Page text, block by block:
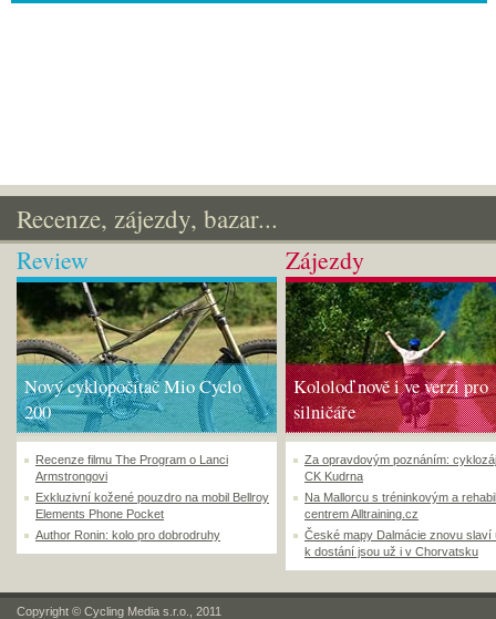
Recenze, zájezdy, bazar...
Review
Nový cyklopočítač Mio Cyclo
200
Recenze filmu The Program o Lanci
Armstrongovi
Exkluzivní kožené pouzdro na mobil Bellroy
Elements Phone Pocket
Author Ronin: kolo pro dobrodruhy
Zájezdy
Kololoď nově i ve verzi pro
silničáře
Za opravdovým poznáním:
CK Kudrna
Na Mallorcu s tréninkovým a
centrem Alltraining.cz
České mapy Dalmácie znovu slaví
k dostání jsou už i v Chorvatsku
Copyright © Cycling Media s.r.o., 2011